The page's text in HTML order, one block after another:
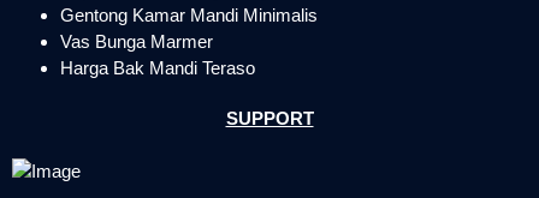
Gentong Kamar Mandi Minimalis
Vas Bunga Marmer
Harga Bak Mandi Teraso
SUPPORT